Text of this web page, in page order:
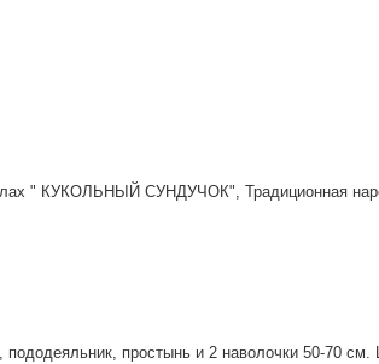
" КУКОЛЬНЫЙ СУНДУЧОК", Традиционная
простынь и 2 наволочки 50-70 см.